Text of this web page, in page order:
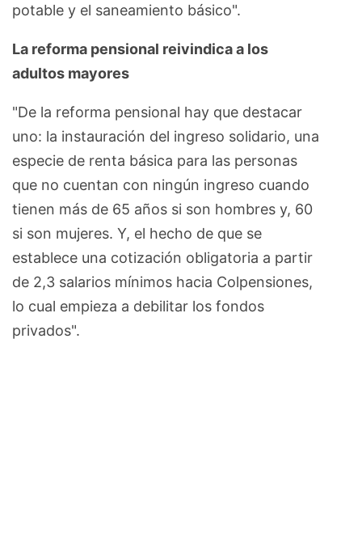
potable y el saneamiento básico".
La reforma pensional reivindica a los
adultos mayores
"De la reforma pensional hay que destacar
uno: la instauración del ingreso solidario, una
especie de renta básica para las personas
que no cuentan con ningún ingreso cuando
tienen más de 65 años si son hombres y, 60
si son mujeres. Y, el hecho de que se
establece una cotización obligatoria a partir
de 2,3 salarios mínimos hacia Colpensiones,
lo cual empieza a debilitar los fondos
privados".